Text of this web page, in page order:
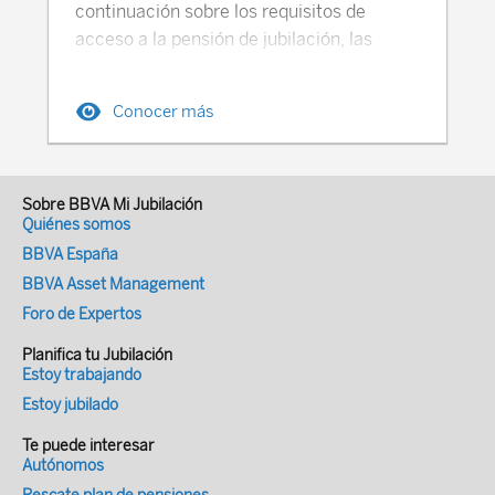
entre empleador y trabajador (2025-
2026): Concepto % Cotización Empresa
Maternidad 6-10% 2% Desempleo 0.5%
0.5% Accidentes Laborales 0.2-1.9% 0%
TOTAL 28.20% 10.50% (*) (*) Deducido
del salario bruto mensual A los
trabajadores autónomos, rurales o
migrantes (灵活就业人员, *línghuó jiùyè
rényuán) se les aplica un tipo de
cotización del 20%, de los cuales un 8%
va a su cuenta personal y el 12% restante
a la cuenta común del sistema. Edad de
jubilación en China: en fase de incremento
según el género y el tipo de empleo. Hasta
hasta el segundo grado. Que su
participación en el capital social sea igual
(33%). Que su participación en el capital
gerencia de la sociedad. Diferencias entre
personas físicas Los autónomos
societarios han constituido una sociedad
mercantil que canaliza su actividad y
cumplen, al mismo tiempo, con una serie
de requisitos que les obligan a darse de
alta en el RETA. El autónomo societario, al
actuar a través de una sociedad mercantil
con personalidad jurídica, ve limitada su
responsabilidad patrimonial por las
continuación sobre los requisitos de
acceso a la pensión de jubilación, las
desequilibrios financieros que enfrenta el
Sistema de Pensiones de Vaticano.
Requisitos y reglas de cálculo de las
pensiones de jubilación del Vaticano El
sistema previsional vaticano, gestionado a
través del Fondo di Pensioni, cubre a una
fuerza laboral de aproximadamente 5.000
empleados, que incluye tanto a personal
eclesiástico y religioso como a los
trabajadores laicos. El sistema de
pensiones del Vaticano es,
reparto financiado colectivamente. Sin
Conocer más
Sobre BBVA Mi Jubilación
Quiénes somos
BBVA España
BBVA Asset Management
Foro de Expertos
Planifica tu Jubilación
Estoy trabajando
Estoy jubilado
Te puede interesar
Autónomos